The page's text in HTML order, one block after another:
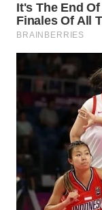
WAHANA
TV
WAHANANEWS
ID
WAHANANEWS
CO ID
WAHANANEWS
NET